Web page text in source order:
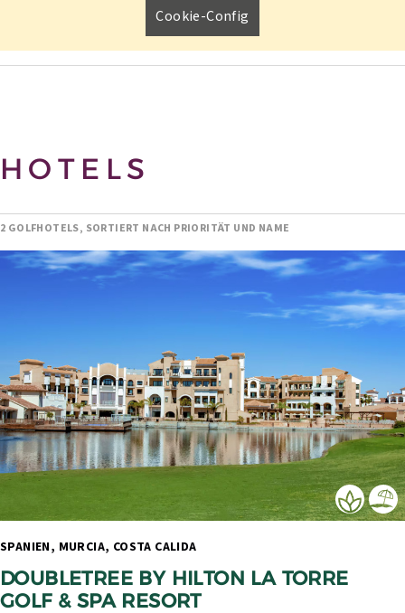
Cookie-Config
HOTELS
2 GOLFHOTELS, SORTIERT NACH PRIORITÄT UND NAME
DOUBLETREE BY HILTON LA TORRE
GOLF & SPA RESORT